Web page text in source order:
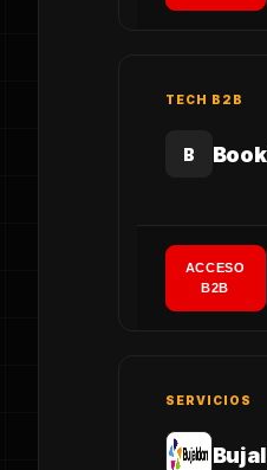
TECH B2B
B
ACCESO
B2B
SERVICIOS